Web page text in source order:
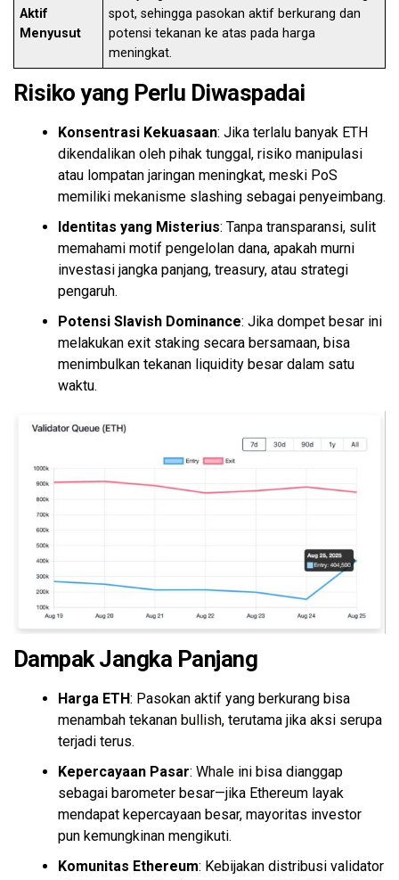
Aktif
Menyusut
spot, sehingga pasokan aktif berkurang dan
potensi tekanan ke atas pada harga
meningkat.
Risiko yang Perlu Diwaspadai
Konsentrasi Kekuasaan: Jika terlalu banyak ETH
dikendalikan oleh pihak tunggal, risiko manipulasi
atau lompatan jaringan meningkat, meski PoS
memiliki mekanisme slashing sebagai penyeimbang.
Identitas yang Misterius: Tanpa transparansi, sulit
memahami motif pengelolan dana, apakah murni
investasi jangka panjang, treasury, atau strategi
pengaruh.
Potensi Slavish Dominance: Jika dompet besar ini
melakukan exit staking secara bersamaan, bisa
menimbulkan tekanan liquidity besar dalam satu
waktu.
Dampak Jangka Panjang
Harga ETH: Pasokan aktif yang berkurang bisa
menambah tekanan bullish, terutama jika aksi serupa
terjadi terus.
Kepercayaan Pasar: Whale ini bisa dianggap
sebagai barometer besar—jika Ethereum layak
mendapat kepercayaan besar, mayoritas investor
pun kemungkinan mengikuti.
Komunitas Ethereum: Kebijakan distribusi validator